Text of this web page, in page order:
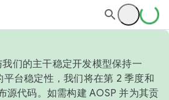
们的主干稳定开发模型保持一
台稳定性，我们将在第 2 季度和
源代码。如需构建 AOSP 并为其贡